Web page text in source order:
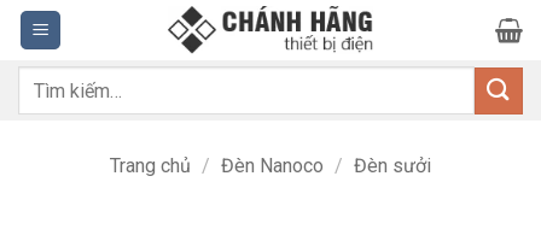
Bỏ
qua
nội
dung
Tìm
Trang chủ / Đèn Nanoco / Đèn sưởi